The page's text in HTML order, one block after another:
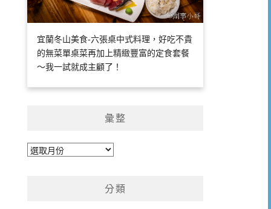
宜蘭冬山美食-六張桌中式料理，好吃不貴
的無菜單桌菜再加上精緻豐富的定食套餐
～我一試就成主顧了！
彙整
彙
分類